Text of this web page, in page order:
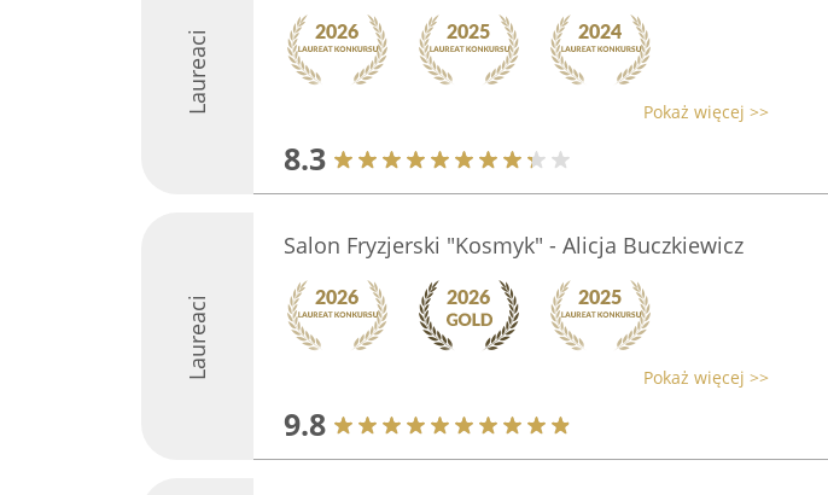
Laureaci Pokaż więcej >>
8.3
Laureaci
Salon Fryzjerski "Kosmyk" - Alicja Buczkiewicz
Pokaż więcej >>
9.8